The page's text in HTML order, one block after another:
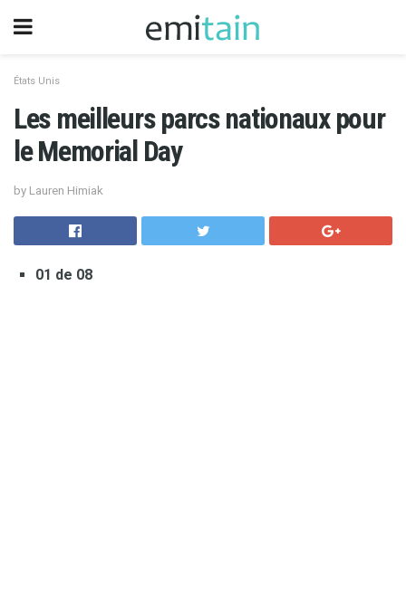
États Unis
Les meilleurs parcs nationaux pour
le Memorial Day
by Lauren Himiak
01 de 08